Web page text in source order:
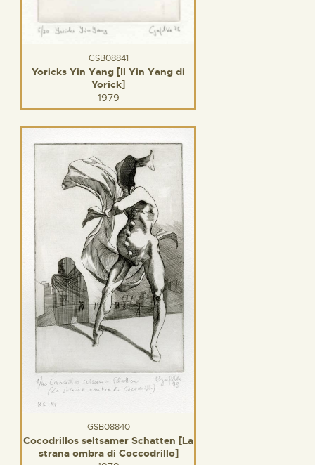
GSB08841
Yoricks Yin Yang [Il Yin Yang di
Yorick]
1979
GSB08840
Cocodrillos seltsamer Schatten [La
strana ombra di Coccodrillo]